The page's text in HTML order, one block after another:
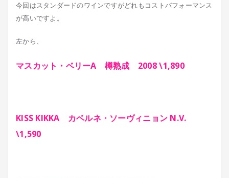
今回はスタンダードのワインですがどれもコストパフォーマンス
が高いですよ。
左から、
マスカット・ベリーA 樽熟成 2008 \1,890
KISS KIKKA カベルネ・ソーヴィニョン N.V.
\1,590